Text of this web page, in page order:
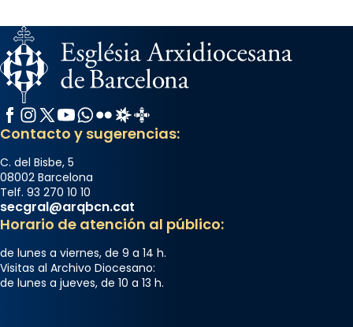
Facebook
Instagram
X / Twitter
YouTube
WhatsApp
FlickrRadio Estel
Catalunya Cristiana
Contacto y sugerencias:
C. del Bisbe, 5
08002 Barcelona
Telf. 93 270 10 10
secgral@arqbcn.cat
Horario de atención al público:
de lunes a viernes, de 9 a 14 h.
Visitas al Archivo Diocesano:
de lunes a jueves, de 10 a 13 h.